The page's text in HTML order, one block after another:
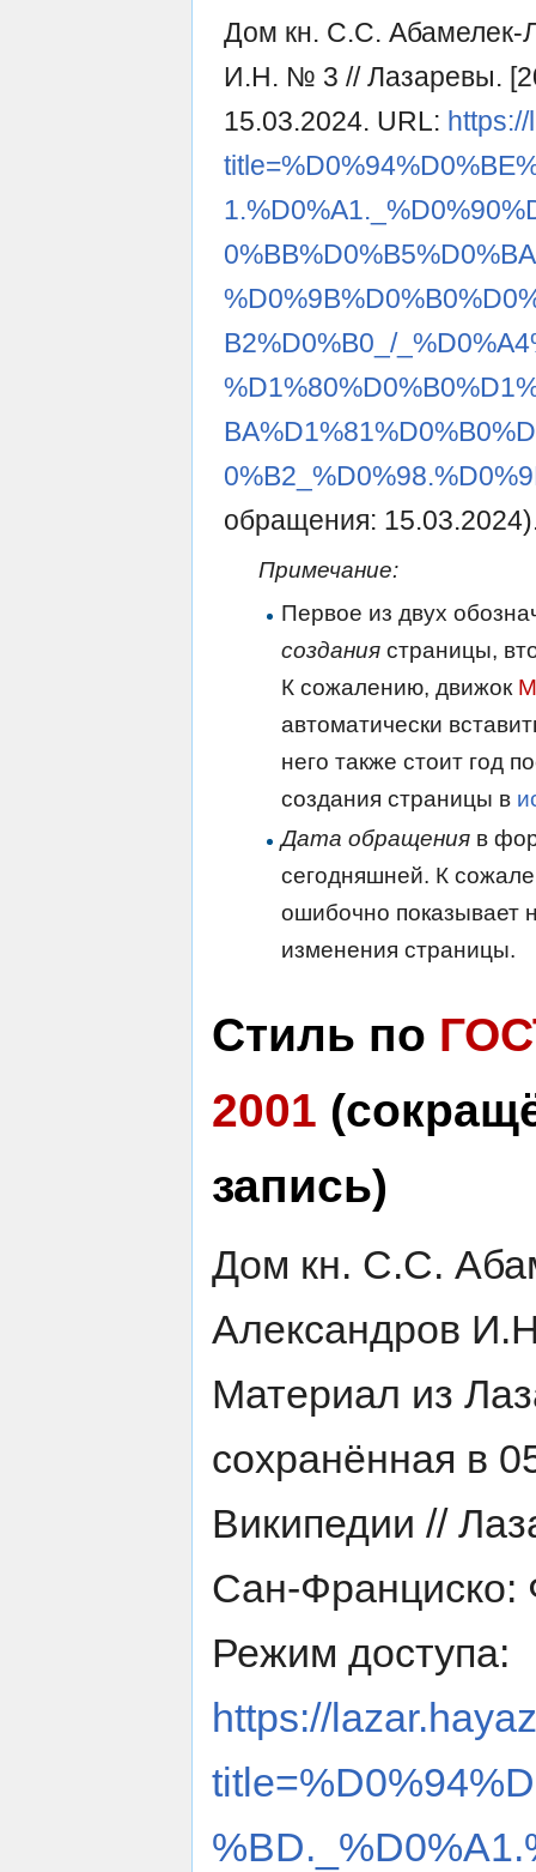
Дом кн. С.С. Абамелек-
И.Н. № 3 // Лазаревы.
15.03.2024. URL:
B2%D0%B0_/
обращения:
Примечание:
Первое из двух
созданиястраницы,
К сожалению, движок
автоматически
него также стоит год
создания страницы в
Дата обращенияв
сегодняшней. К
ошибочно показывает
изменения страницы.
Стиль по
2001
запись)
Дом кн. С.С.
Александров
Материал из
сохранённая в
Википедии //
Сан-
Режим доступа:
https://